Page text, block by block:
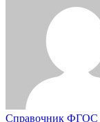
Справочник ФГОС